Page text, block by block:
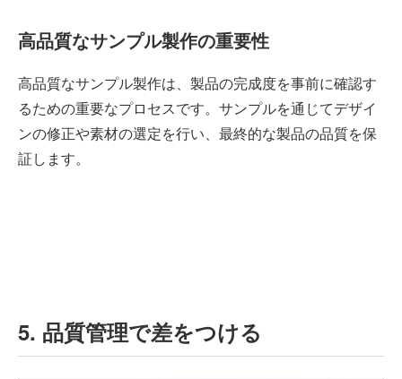
高品質なサンプル製作の重要性
高品質なサンプル製作は、製品の完成度を事前に確認す
るための重要なプロセスです。サンプルを通じてデザイ
ンの修正や素材の選定を行い、最終的な製品の品質を保
証します。
5. 品質管理で差をつける